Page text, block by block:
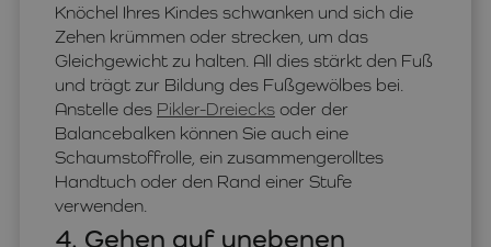
Knöchel Ihres Kindes schwanken und sich die
Zehen krümmen oder strecken, um das
Gleichgewicht zu halten. All dies stärkt den Fuß
und trägt zur Bildung des Fußgewölbes bei.
Anstelle des Pikler-Dreiecks oder der
Balancebalken können Sie auch eine
Schaumstoffrolle, ein zusammengerolltes
Handtuch oder den Rand einer Stufe
verwenden.
4. Gehen auf unebenen